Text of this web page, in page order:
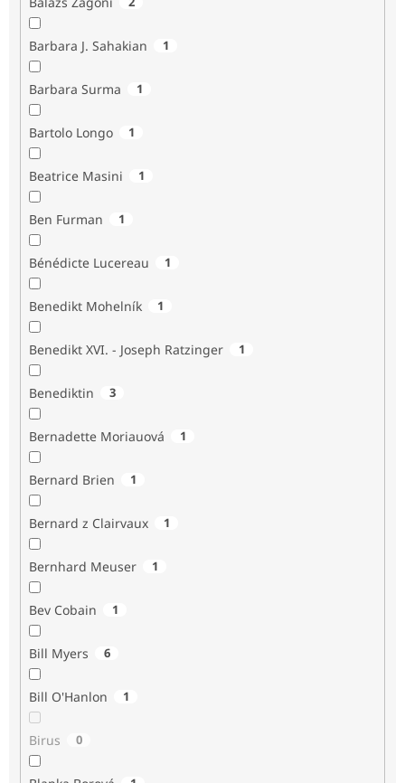
Barbara J. Sahakian 1
Barbara Surma 1
Bartolo Longo 1
Beatrice Masini 1
Ben Furman 1
Bénédicte Lucereau 1
Benedikt Mohelník 1
Benedikt XVI. - Joseph Ratzinger 1
Benediktin 3
Bernadette Moriauová 1
Bernard Brien 1
Bernard z Clairvaux 1
Bernhard Meuser 1
Bev Cobain 1
Bill Myers 6
Bill O'Hanlon 1
Birus 0